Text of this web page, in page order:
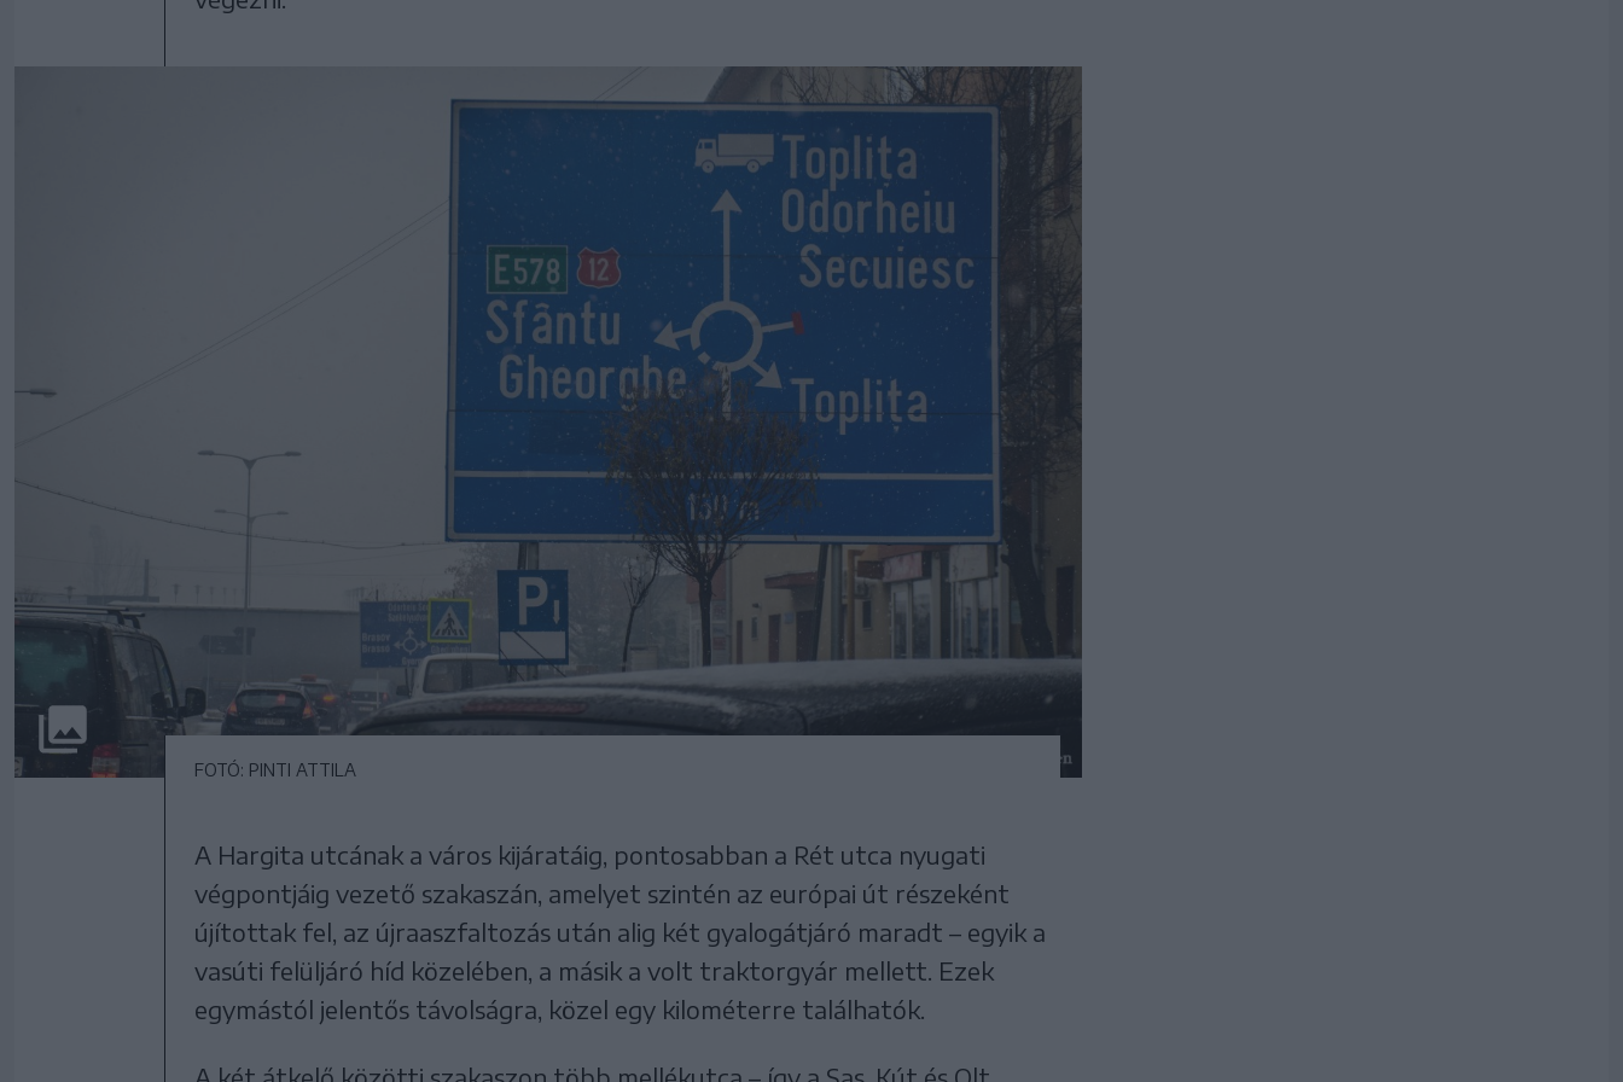
FOTÓ: PINTI ATTILA
A Hargita utcának a város kijáratáig, pontosabban a Rét utca nyugati
végpontjáig vezető szakaszán, amelyet szintén az európai út részeként
újítottak fel, az újraaszfaltozás után alig két gyalogátjáró maradt – egyik a
vasúti felüljáró híd közelében, a másik a volt traktorgyár mellett. Ezek
egymástól jelentős távolságra, közel egy kilométerre találhatók.